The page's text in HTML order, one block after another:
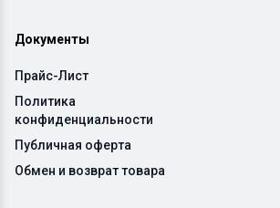
Документы
Прайс-Лист
Политика
конфиденциальности
Публичная оферта
Обмен и возврат товара